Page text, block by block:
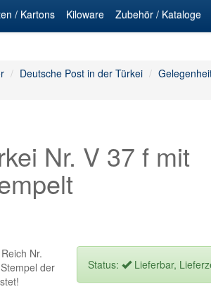
/ Kartons Kiloware Zubehör / Kataloge
Deutsche Post in der Türkei
Nr. V 37 f mit
Nr.
der
Status: Lieferbar,